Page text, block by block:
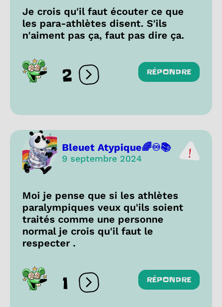
Je crois qu'il faut écouter ce que
les para-athlètes disent. S'ils
n'aiment pas ça, faut pas dire ça.
2 Ouvrir les réactions
RÉPONDRE
Bleuet Atypique🌈♾️📚
9 septembre 2024
Moi je pense que si les athlètes
paralympiques veux qu'ils soient
traités comme une personne
normal je crois qu'il faut le
respecter .
1 Ouvrir les réactions
RÉPONDRE